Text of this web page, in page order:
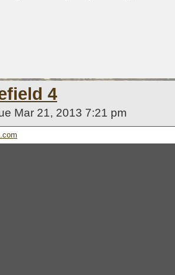
4
Mar 21, 2013 7:21 pm